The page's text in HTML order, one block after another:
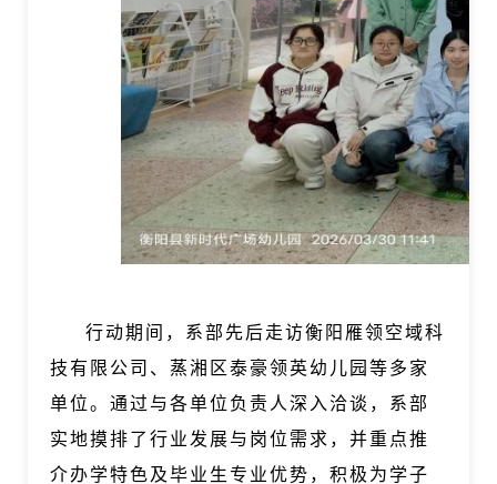
行动期间，系部先后走访衡阳雁领空域科
技有限公司、蒸湘区泰豪领英幼儿园等多家
单位。通过与各单位负责人深入洽谈，系部
实地摸排了行业发展与岗位需求，并重点推
介办学特色及毕业生专业优势，积极为学子